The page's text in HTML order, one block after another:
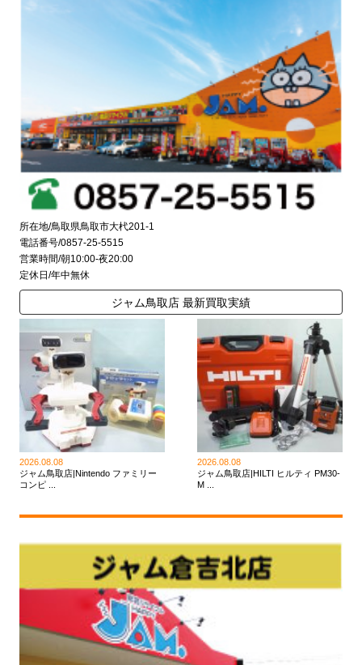
所在地/鳥取県鳥取市大杙201-1
電話番号/0857-25-5515
営業時間/朝10:00-夜20:00
定休日/年中無休
ジャム鳥取店 最新買取実績
2026.08.08
ジャム鳥取店|Nintendo ファミリー
コンピ ...
2026.08.08
ジャム鳥取店|HILTI ヒルティ PM30-
M ...